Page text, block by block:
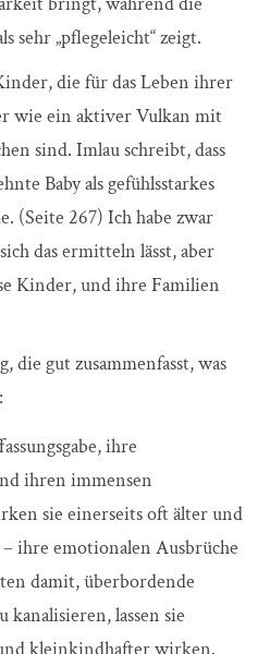
sehr „pflegeleicht“ zeigt.
die für das Leben ihrer
wie ein aktiver Vulkan mit
sind. Imlau schreibt, dass
Baby als gefühlsstarkes
(Seite 267) Ich habe zwar
das ermitteln lässt, aber
Kinder, und ihre Familien
die gut zusammenfasst, was
ihre
ihren immensen
sie einerseits oft älter und
ihre emotionalen Ausbrüche
damit, überbordende
kanalisieren, lassen sie